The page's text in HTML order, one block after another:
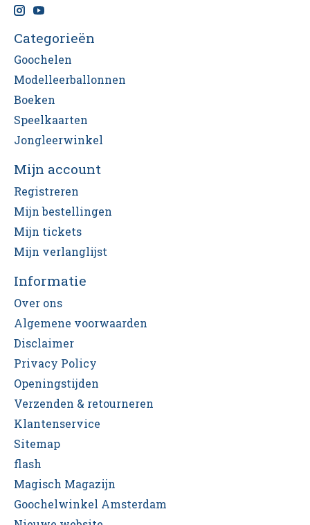
Categorieën
Goochelen
Modelleerballonnen
Boeken
Speelkaarten
Jongleerwinkel
Mijn account
Registreren
Mijn bestellingen
Mijn tickets
Mijn verlanglijst
Informatie
Over ons
Algemene voorwaarden
Disclaimer
Privacy Policy
Openingstijden
Verzenden & retourneren
Klantenservice
Sitemap
flash
Magisch Magazijn
Goochelwinkel Amsterdam